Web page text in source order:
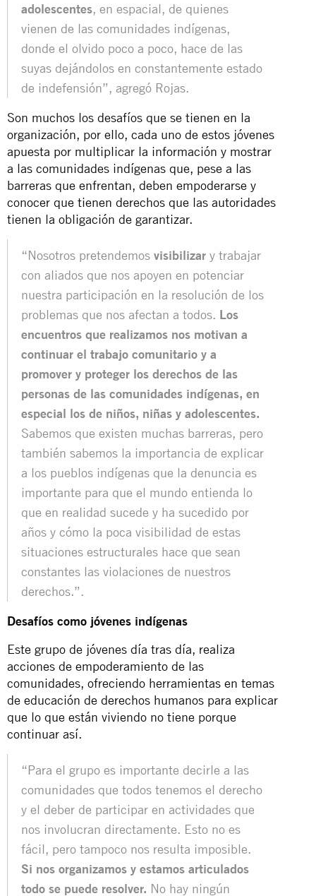
adolescentes, en espacial, de quienes
vienen de las comunidades indígenas,
donde el olvido poco a poco, hace de las
suyas dejándolos en constantemente estado
de indefensión”, agregó Rojas.
Son muchos los desafíos que se tienen en la
organización, por ello, cada uno de estos jóvenes
apuesta por multiplicar la información y mostrar
a las comunidades indígenas que, pese a las
barreras que enfrentan, deben empoderarse y
conocer que tienen derechos que las autoridades
tienen la obligación de garantizar.
“Nosotros pretendemos visibilizar y trabajar
con aliados que nos apoyen en potenciar
nuestra participación en la resolución de los
problemas que nos afectan a todos. Los
encuentros que realizamos nos motivan a
continuar el trabajo comunitario y a
promover y proteger los derechos de las
personas de las comunidades indígenas, en
especial los de niños, niñas y adolescentes.
Sabemos que existen muchas barreras, pero
también sabemos la importancia de explicar
a los pueblos indígenas que la denuncia es
importante para que el mundo entienda lo
que en realidad sucede y ha sucedido por
años y cómo la poca visibilidad de estas
situaciones estructurales hace que sean
constantes las violaciones de nuestros
derechos.”.
Desafíos como jóvenes indígenas
Este grupo de jóvenes día tras día, realiza
acciones de empoderamiento de las
comunidades, ofreciendo herramientas en temas
de educación de derechos humanos para explicar
que lo que están viviendo no tiene porque
continuar así.
“Para el grupo es importante decirle a las
comunidades que todos tenemos el derecho
y el deber de participar en actividades que
nos involucran directamente. Esto no es
fácil, pero tampoco nos resulta imposible.
Si nos organizamos y estamos articulados
todo se puede resolver. No hay ningún